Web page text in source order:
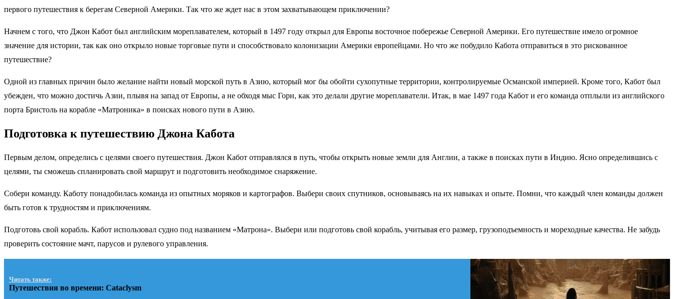
первого путешествия к берегам Северной Америки. Так что же ждет нас в этом захватывающем приключении?
Начнем с того, что Джон Кабот был английским мореплавателем, который в 1497 году открыл для Европы восточное побережье Северной Америки. Его путешествие имело огромное
значение для истории, так как оно открыло новые торговые пути и способствовало колонизации Америки европейцами. Но что же побудило Кабота отправиться в это рискованное
путешествие?
Одной из главных причин было желание найти новый морской путь в Азию, который мог бы обойти сухопутные территории, контролируемые Османской империей. Кроме того, Кабот был
убежден, что можно достичь Азии, плывя на запад от Европы, а не обходя мыс Горн, как это делали другие мореплаватели. Итак, в мае 1497 года Кабот и его команда отплыли из английского
порта Бристоль на корабле «Матроника» в поисках нового пути в Азию.
Подготовка к путешествию Джона Кабота
Первым делом, определись с целями своего путешествия. Джон Кабот отправлялся в путь, чтобы открыть новые земли для Англии, а также в поисках пути в Индию. Ясно определившись с
целями, ты сможешь спланировать свой маршрут и подготовить необходимое снаряжение.
Собери команду. Каботу понадобилась команда из опытных моряков и картографов. Выбери своих спутников, основываясь на их навыках и опыте. Помни, что каждый член команды должен
быть готов к трудностям и приключениям.
Подготовь свой корабль. Кабот использовал судно под названием «Матрона». Выбери или подготовь свой корабль, учитывая его размер, грузоподъемность и мореходные качества. Не забудь
проверить состояние мачт, парусов и рулевого управления.
Читать также:
Путешествия во времени: Cataclysm